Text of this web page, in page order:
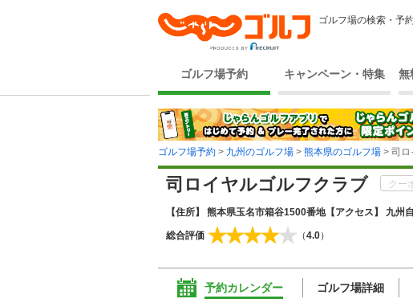
ゴルフ場の検索・予
ゴルフ場予約 キャンペーン・特集 無
ゴルフ場予約 > 九州のゴルフ場 > 熊本県のゴルフ場 > 司ロ
司ロイヤルゴルフクラブ クー
【住所】 熊本県玉名市箱谷1500番地【アクセス】 九州
総合評価 （4.0）
予約カレンダー ゴルフ場詳細